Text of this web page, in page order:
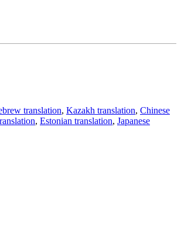
translation, Kazakh translation, Chinese
, Estonian translation, Japanese